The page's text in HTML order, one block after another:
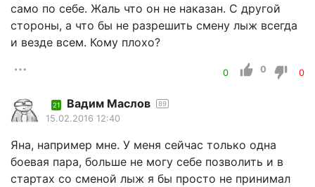
само по себе. Жаль что он не наказан. С другой
стороны, а что бы не разрешить смену лыж всегда
и везде всем. Кому плохо?
0 0 0
21 Вадим Маслов 89
15.02.2016 12:40
Яна, например мне. У меня сейчас только одна
боевая пара, больше не могу себе позволить и в
стартах со сменой лыж я бы просто не принимал